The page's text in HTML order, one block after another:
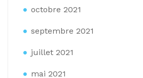
octobre 2021
septembre 2021
juillet 2021
mai 2021